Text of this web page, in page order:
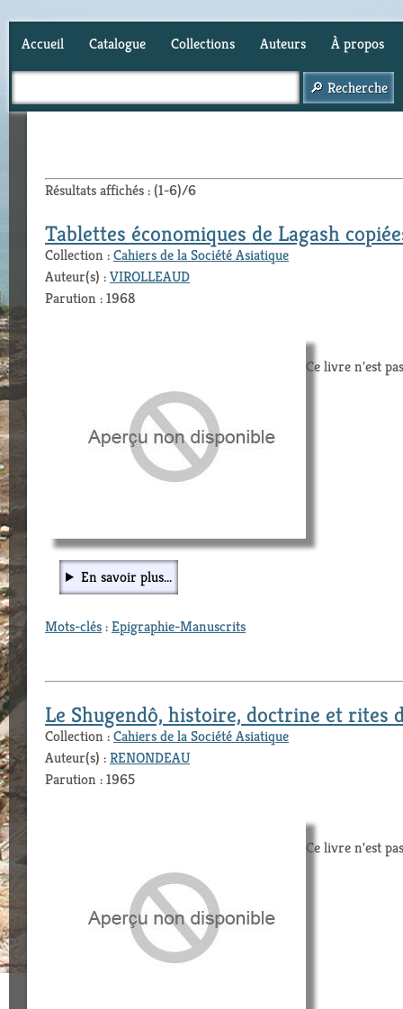
Accueil Catalogue Collections Auteurs À propos
Résultats affichés : (1-6)/6
Tablettes économiques de Lagash
Collection :Cahiers de la Société Asiatique
Auteur(s) :VIROLLEAUD
Parution : 1968
Ce livre n'est
En savoir plus...
Mots-clés:Epigraphie-Manuscrits
Le Shugendô, histoire, doctrine et rites
Collection :Cahiers de la Société Asiatique
Auteur(s) :RENONDEAU
Parution : 1965
Ce livre n'est